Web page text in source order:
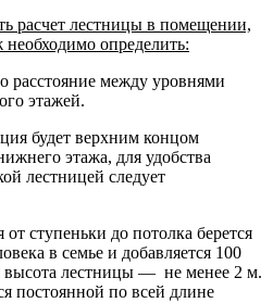
расчет лестницы в помещении,
определить:
расстояние между уровнями
этажей.
будет верхним концом
этажа, для удобства
лестницей следует
ступеньки до потолка берется
в семье и добавляется 100
высота лестницы — не менее 2 м.
постоянной по всей длине